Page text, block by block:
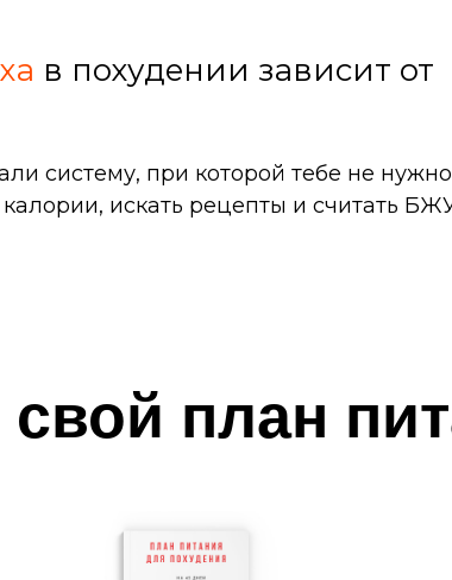
в похудении зависит от
систему, при которой тебе не нужно
искать рецепты и считать
план